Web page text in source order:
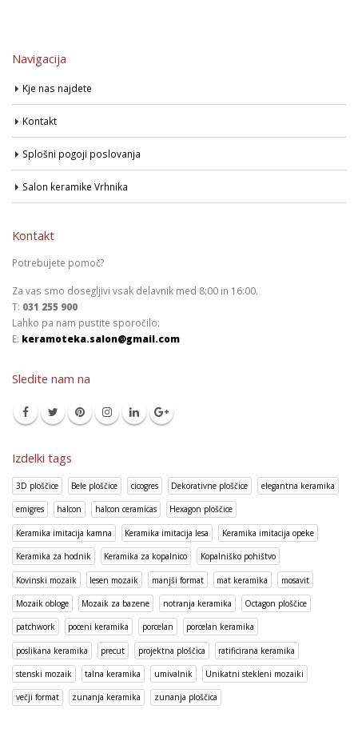
Navigacija
Kje nas najdete
Kontakt
Splošni pogoji poslovanja
Salon keramike Vrhnika
Kontakt
Potrebujete pomoč?
Za vas smo dosegljivi vsak delavnik med 8:00 in 16:00.
T: 031 255 900
Lahko pa nam pustite sporočilo:
E: keramoteka.salon@gmail.com
Sledite nam na
Izdelki tags
3D ploščice Bele ploščice cicogres Dekorativne ploščice elegantna keramika
emigres halcon halcon ceramicas Hexagon ploščice
Keramika imitacija kamna Keramika imitacija lesa Keramika imitacija opeke
Keramika za hodnik Keramika za kopalnico Kopalniško pohištvo
Kovinski mozaik lesen mozaik manjši format mat keramika mosavit
Mozaik obloge Mozaik za bazene notranja keramika Octagon ploščice
patchwork poceni keramika porcelan porcelan keramika
poslikana keramika precut projektna ploščica ratificirana keramika
stenski mozaik talna keramika umivalnik Unikatni stekleni mozaiki
večji format zunanja keramika zunanja ploščica